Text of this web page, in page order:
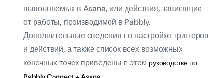
выполняемых в Asana, или действия, зависящие
от работы, производимой в Pabbly.
Дополнительные сведения по настройке триггеров
и действий, а также список всех возможных
конечных точек приведены в этом руководстве по
.